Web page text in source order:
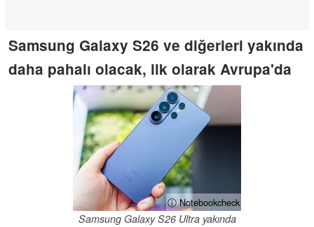
Samsung Galaxy S26 ve diğerleri yakında
daha pahalı olacak, ilk olarak Avrupa'da
ⓘ Notebookcheck
Samsung Galaxy S26 Ultra yakında